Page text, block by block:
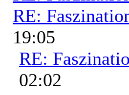
RE:
19:05
RE:
02:02